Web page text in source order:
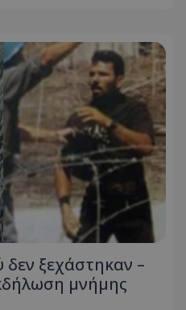
ξεχάστηκαν –
μνήμης